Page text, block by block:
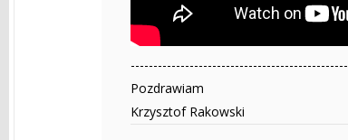
------------------------------------------------
Pozdrawiam
Krzysztof Rakowski